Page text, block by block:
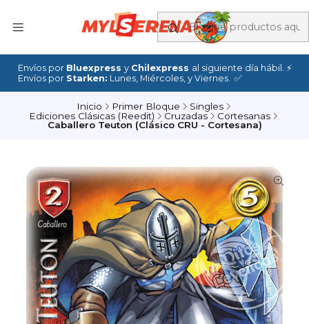
Envíos por Bluexpress y Chilexpress al siguiente día hábil. ⚡
Envíos por Starken: Lunes, Miércoles, y Viernes. ✅
Inicio Primer Bloque
Singles
Ediciones Clásicas (Reedit)
Cruzadas
Cortesanas
Caballero Teuton (Clásico CRU - Cortesana)